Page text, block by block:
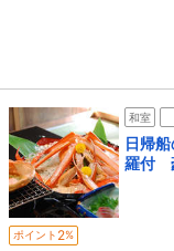
和室
日帰
羅付
ポイント 2%